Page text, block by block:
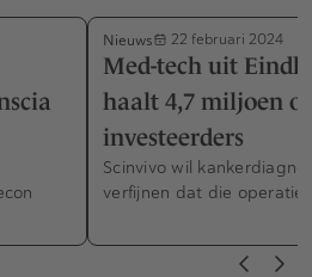
Nieuws 22 februari 2024
Med-tech uit
haalt 4,7 miljoen
investeerders
Scinvivo wil
verfijnen dat die